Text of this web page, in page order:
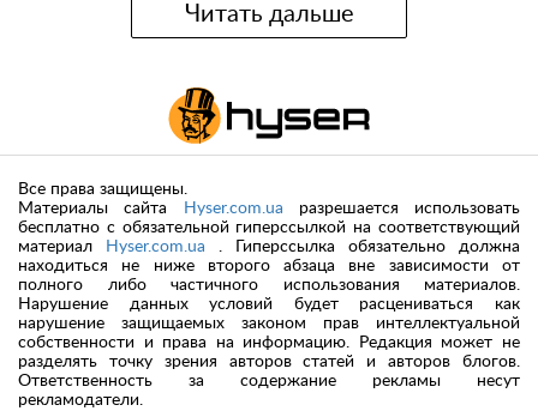
Читать дальше
Все права защищены.
Материалы сайта
Hyser.com.ua разрешается использовать
бесплатно с обязательной гиперссылкой на соответствующий
материал
Hyser.com.ua . Гиперссылка обязательно должна
находиться не ниже второго абзаца вне зависимости от
полного либо частичного использования материалов.
Нарушение данных условий будет расцениваться как
нарушение защищаемых законом прав интеллектуальной
собственности и права на информацию. Редакция может не
разделять точку зрения авторов статей и авторов блогов.
Ответственность за содержание рекламы несут
рекламодатели.